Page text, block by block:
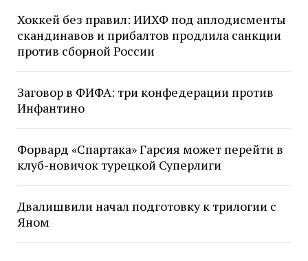
Хоккей без правил: ИИХФ под аплодисменты
скандинавов и прибалтов продлила санкции
против сборной России
Заговор в ФИФА: три конфедерации против
Инфантино
Форвард «Спартака» Гарсия может перейти в
клуб-новичок турецкой Суперлиги
Двалишвили начал подготовку к трилогии с
Яном